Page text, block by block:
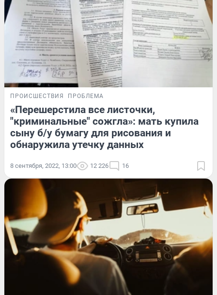
ПРОИСШЕСТВИЯ ПРОБЛЕМА
«Перешерстила все листочки,
"криминальные" сожгла»: мать купила
сыну б/у бумагу для рисования и
обнаружила утечку данных
8 сентября, 2022, 13:00 12 226 16